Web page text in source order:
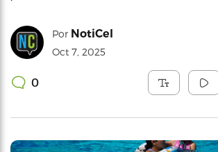
Por NotiCel
Oct 7, 2025
0